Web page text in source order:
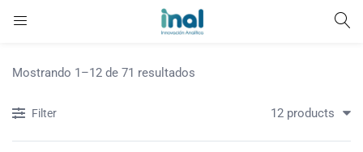
Mostrando 1–12 de 71 resultados
Filter 12 products